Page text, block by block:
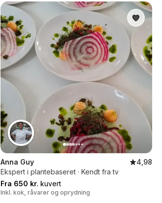
Anna Guy
4,98
Ekspert i plantebaseret · Kendt fra tv
Fra 650 kr. kuvert
Inkl. kok, råvarer og oprydning